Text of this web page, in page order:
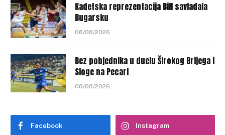
Kadetska reprezentacija BiH savladala
Bugarsku
08/08/2026
Bez pobjednika u duelu Širokog Brijega i
Sloge na Pecari
08/08/2026
Facebook Instagram